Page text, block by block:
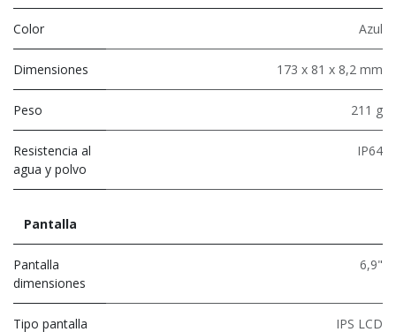
Color Azul
Dimensiones 173 x 81 x 8,2 mm
Peso 211 g
Resistencia al
agua y polvo
IP64
Pantalla
Pantalla
dimensiones
6,9"
Tipo pantalla IPS LCD